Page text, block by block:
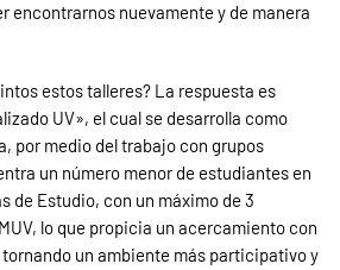
encontrarnos nuevamente y de manera
estos talleres? La respuesta es
UV», el cual se desarrolla como
por medio del trabajo con grupos
un número menor de estudiantes en
de Estudio, con un máximo de 3
lo que propicia un acercamiento con
tornando un ambiente más participativo y